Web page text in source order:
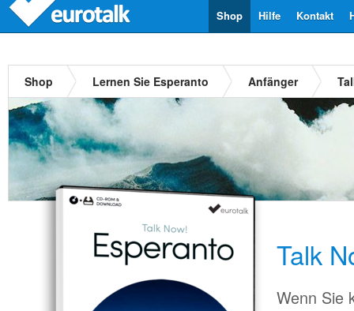
Kontakt
Hilfe
Shop
Shop Lernen Sie Esperanto Anfänger
Talk
Wenn Sie